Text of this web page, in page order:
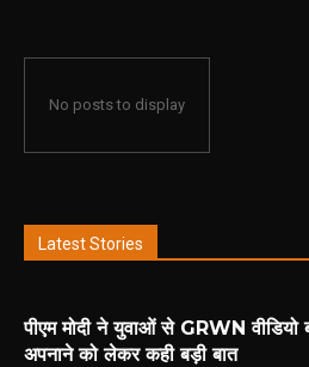
No posts to display
Latest Stories
पीएम मोदी ने युवाओं से GRWN
अपनाने को लेकर कही बड़ी बात